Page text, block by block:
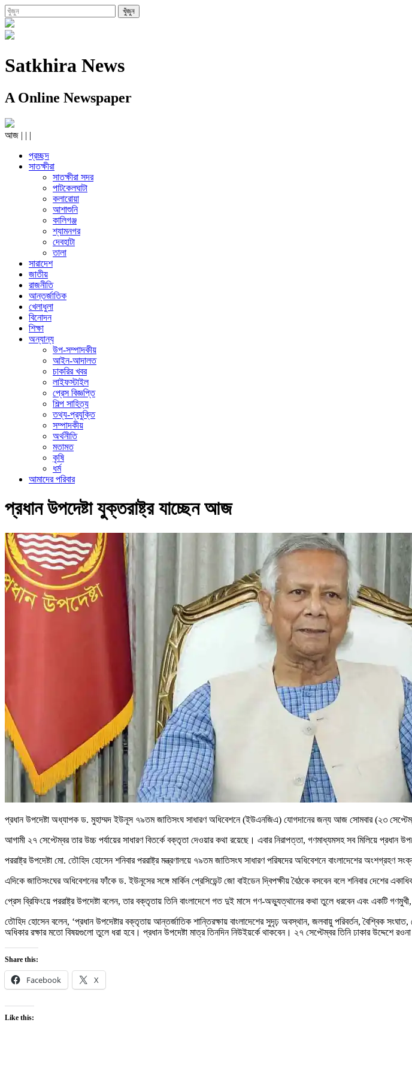
Satkhira News
A Online Newspaper
আজ | | |
প্রচ্ছদ
সাতক্ষীরা
সাতক্ষীরা সদর
পাটকেলঘাটা
কলারোয়া
আশাশুনি
কালিগঞ্জ
শ্যামনগর
দেবহাটা
তালা
সারাদেশ
জাতীয়
রাজনীতি
আন্তর্জাতিক
খেলাধুলা
বিনোদন
শিক্ষা
অন্যান্য
উপ-সম্পাদকীয়
আইন-আদালত
চাকরির খবর
লাইফস্টাইল
প্রেস বিজ্ঞপ্তি
শিল্প সাহিত্য
তথ্য-প্রযুক্তি
সম্পাদকীয়
অর্থনীতি
মতামত
কৃষি
ধর্ম
আমাদের পরিবার
প্রধান উপদেষ্টা যুক্তরাষ্ট্র যাচ্ছেন আজ
প্রধান উপদেষ্টা অধ্যাপক ড. মুহাম্মদ ইউনূস ৭৯তম জাতিসংঘ সাধারণ অধিবেশনে (ইউএনজিএ) যোগদানের জন্য আজ সোমবার (২৩
আগামী ২৭ সেপ্টেম্বর তার উচ্চ পর্যায়ের সাধারণ বিতর্কে বক্তৃতা দেওয়ার কথা রয়েছে। এবার নিরাপত্তা, গণমাধ্যমসহ সব মিলিয়ে প্রধান
পররাষ্ট্র উপদেষ্টা মো. তৌহিদ হোসেন শনিবার পররাষ্ট্র মন্ত্রণালয়ে ৭৯তম জাতিসংঘ সাধারণ পরিষদের অধিবেশনে বাংলাদেশের অংশগ্রহণ
এদিকে জাতিসংঘের অধিবেশনের ফাঁকে ড. ইউনূসের সঙ্গে মার্কিন প্রেসিডেন্ট জো বাইডেন দ্বিপক্ষীয় বৈঠকে বসবেন বলে শনিবার দেশের
প্রেস ব্রিফিংয়ে পররাষ্ট্র উপদেষ্টা বলেন, তার বক্তৃতায় তিনি বাংলাদেশে গত দুই মাসে গণ-অভ্যুত্থানের কথা তুলে ধরবেন এবং একটি
তৌহিদ হোসেন বলেন, ‘প্রধান উপদেষ্টার বক্তৃতায় আন্তর্জাতিক শান্তিরক্ষায় বাংলাদেশের সুদৃঢ় অবস্থান, জলবায়ু পরিবর্তন, বৈশ্বিক
অধিকার রক্ষার মতো বিষয়গুলো তুলে ধরা হবে। প্রধান উপদেষ্টা মাত্র তিনদিন নিউইয়র্কে থাকবেন। ২৭ সেপ্টেম্বর তিনি ঢাকার উদ্দেশে
Share this:
Facebook X
Like this: